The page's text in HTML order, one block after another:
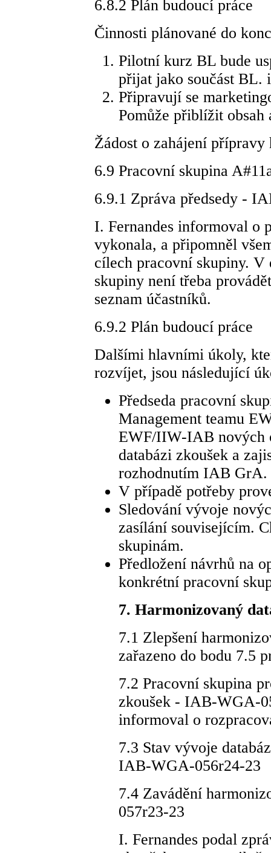
6.8.2 Plán budoucí práce
Činnosti plánované do
Pilotní kurz BL bude
přijat jako součást BL.
Připravují se
Pomůže přiblížit
Žádost o zahájení
6.9 Pracovní skupina
6.9.1 Zpráva předsedy -
I. Fernandes informoval o
vykonala, a připomněl
cílech pracovní skupiny. V
skupiny není třeba
seznam účastníků.
6.9.2 Plán budoucí práce
Dalšími hlavními úkoly,
rozvíjet, jsou následující
Předseda pracovní
Management teamu
EWF/IIW-IAB nových
databázi zkoušek a
rozhodnutím IAB GrA.
V případě potřeby
Sledování vývoje
zasílání souvisejícím.
skupinám.
Předložení návrhů na
konkrétní pracovní
7. Harmonizovaný
7.1 Zlepšení
zařazeno do bodu 7.5
7.2 Pracovní skupina
zkoušek - IAB-WGA-
informoval o
7.3 Stav vývoje
IAB-WGA-056r24-23
7.4 Zavádění
057r23-23
I. Fernandes podal